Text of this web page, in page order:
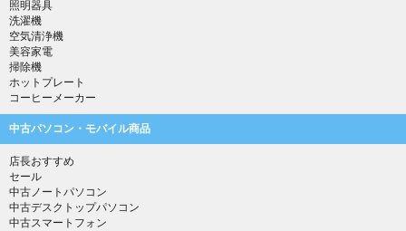
照明器具
洗濯機
空気清浄機
美容家電
掃除機
ホットプレート
コーヒーメーカー
中古パソコン・モバイル商品
店長おすすめ
セール
中古ノートパソコン
中古デスクトップパソコン
中古スマートフォン